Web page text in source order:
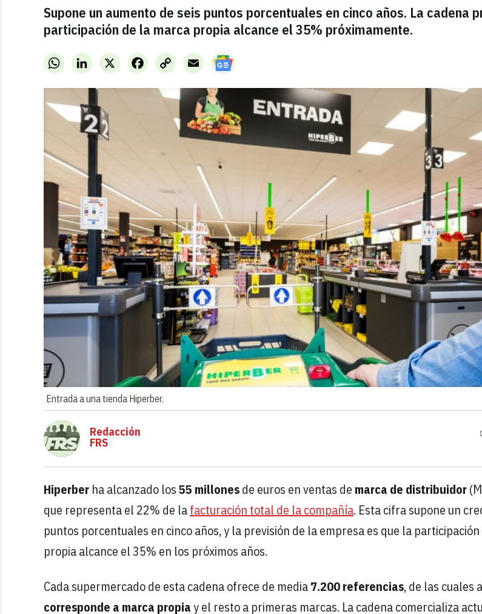
Supone un aumento de seis puntos porcentuales en cinco años. La cadena
participación de la marca propia alcance el 35% próximamente.
WhatsAppLinkedInX FacebookCopy
Link
Email
Entrada a una tienda Hiperber.
Redacción
FRS
Hiperber ha alcanzado los55 millonesde euros en ventas de marca de distribuidor
que representa el 22% de lafacturación total de la compañía. Esta cifra supone un
puntos porcentuales en cinco años, y la previsión de la empresa es que la
propia alcance el 35% en los próximos años.
Cada supermercado de esta cadena ofrece de media7.200 referencias, de las cuales
corresponde a marca propiay el resto a primeras marcas. La cadena comercializa